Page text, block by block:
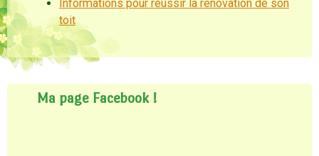
Informations pour réussir la rénovation de son
toit
Ma page Facebook !